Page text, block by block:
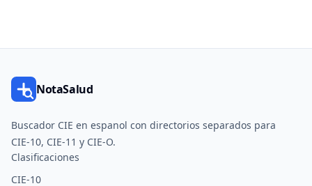
NotaSalud
Buscador CIE en espanol con directorios separados para
CIE-10, CIE-11 y CIE-O.
Clasificaciones
CIE-10